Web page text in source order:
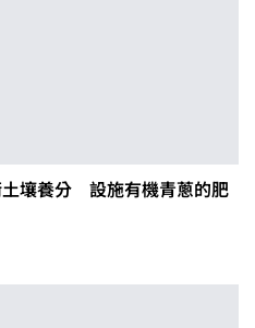
壤養分 設施有機青蔥的肥